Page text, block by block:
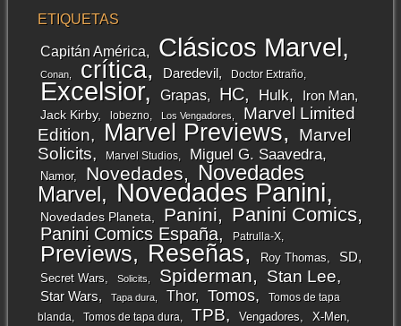
ETIQUETAS
Capitán América Clásicos Marvel
Conan crítica Daredevil Doctor Extraño
Excelsior Grapas HC Hulk Iron Man
Jack Kirby lobezno Los Vengadores
Marvel Limited
Edition
Marvel Previews
Marvel
Solicits
Marvel Studios Miguel G. Saavedra
Namor Novedades
Novedades
Marvel
Novedades Panini
Novedades Planeta Panini Panini Comics
Panini Comics España Patrulla-X
Previews Reseñas Roy Thomas SD
Secret Wars Solicits Spiderman Stan Lee
Star Wars Tapa dura Thor Tomos
Tomos de tapa
blanda
Tomos de tapa dura TPB Vengadores X-Men